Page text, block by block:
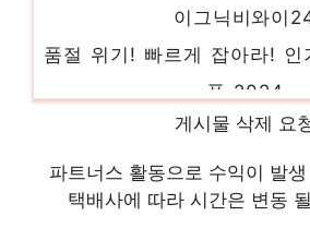
품절 위기! 빠르게 잡아라! 인
품 2024
이그닉올인원
제품 2024
게시물 삭제 요
파트너스 활동으로 수익이 발
택배사에 따라 시간은 변동